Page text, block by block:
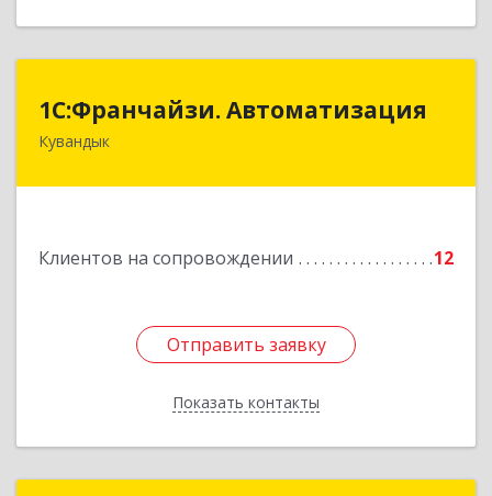
1С:Франчайзи. Автоматизация
Кувандык
Клиентов на сопровождении 12
Отправить заявку
Показать контакты
1С:Франчайзи. Автоматизация
462220, Оренбургская обл, Кувандыкский р-н,
Отправить заявку
Назад